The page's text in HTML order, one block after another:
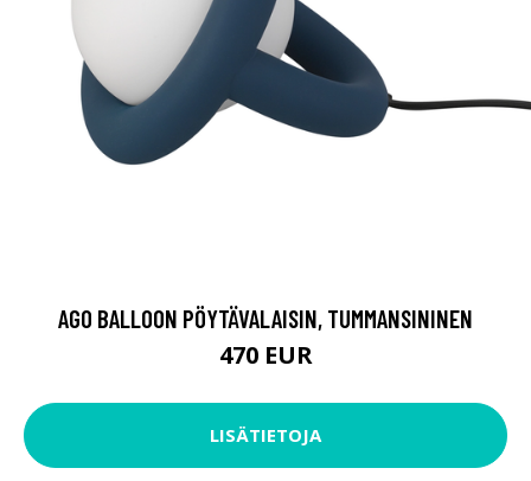
AGO BALLOON PÖYTÄVALAISIN, TUMMANSININEN
470 EUR
LISÄTIETOJA